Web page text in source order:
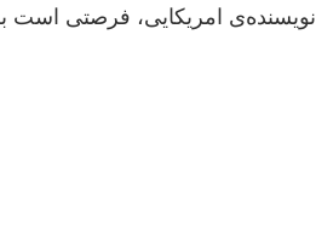
نویسنده‌ی امریکایی، فرصتی است